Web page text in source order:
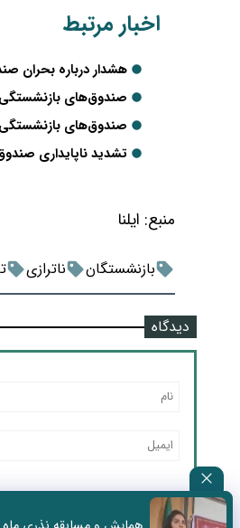
اخبار مرتبط
هشدار درباره بحران
صندوق‌های
صندوق‌های بازنشستگی
تشدید ناپایداری
منبع: ایلنا
بازنشستگان ناترازی
دیدگاه